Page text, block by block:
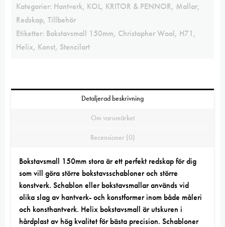
Kategorier: Hantverk, KOL, KRITOR & PENNOR, Mallar,
Redskap, Tillbehör
Etiketter: Bokstavsmall 150mm, Christopher Wool, H71,
Helix, Konst, Stencilart
Detaljerad beskrivning
Om varumärket
Recensioner (0)
Bokstavsmall 150mm stora är ett perfekt redskap för dig
som vill göra större bokstavsschabloner och större
konstverk. Schablon eller bokstavsmallar används vid
olika slag av hantverk- och konstformer inom både måleri
och konsthantverk. Helix bokstavsmall är utskuren i
hårdplast av hög kvalitet för bästa precision. Schabloner